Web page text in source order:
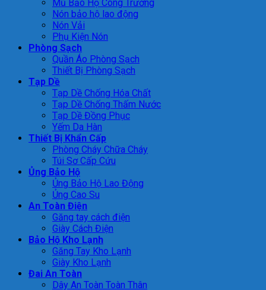
Mũ Bảo Hộ Công Trường
Nón bảo hộ lao động
Nón Vải
Phụ Kiện Nón
Phòng Sạch
Quần Áo Phòng Sạch
Thiết Bị Phòng Sạch
Tạp Dề
Tạp Dề Chống Hóa Chất
Tạp Dề Chống Thấm Nước
Tạp Dề Đồng Phục
Yếm Da Hàn
Thiết Bị Khẩn Cấp
Phòng Cháy Chữa Cháy
Túi Sơ Cấp Cứu
Ủng Bảo Hộ
Ủng Bảo Hộ Lao Động
Ủng Cao Su
An Toàn Điện
Găng tay cách điện
Giày Cách Điện
Bảo Hộ Kho Lạnh
Găng Tay Kho Lạnh
Giày Kho Lạnh
Đai An Toàn
Dây An Toàn Toàn Thân